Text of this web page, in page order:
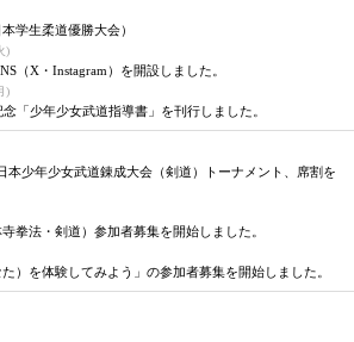
学生柔道優勝大会）
)
（X・Instagram）を開設しました。
)
「少年少女武道指導書」を刊行しました。
本少年少女武道錬成大会（剣道）トーナメント、席割を
拳法・剣道）参加者募集を開始しました。
）を体験してみよう」の参加者募集を開始しました。